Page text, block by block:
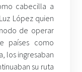
cabecilla a
López quien
de operar
países como
los ingresaban
su ruta